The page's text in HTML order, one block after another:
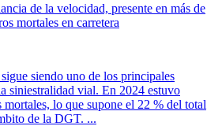
de la velocidad, presente en más de
mortales en carretera
siendo uno de los principales
siniestralidad vial. En 2024 estuvo
mortales, lo que supone el 22 % del total
de la DGT. ...